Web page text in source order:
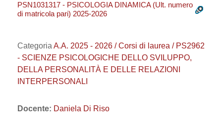
PSN1031317 - PSICOLOGIA DINAMICA (Ult. numero
di matricola pari) 2025-2026
Categoria A.A. 2025 - 2026 / Corsi di laurea / PS2962
- SCIENZE PSICOLOGICHE DELLO SVILUPPO,
DELLA PERSONALITÀ E DELLE RELAZIONI
INTERPERSONALI
Docente: Daniela Di Riso